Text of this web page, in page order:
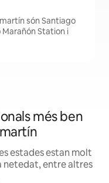
són Santiago
Station i
més ben
estades estan molt
netedat, entre altres